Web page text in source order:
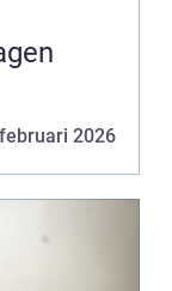
2026